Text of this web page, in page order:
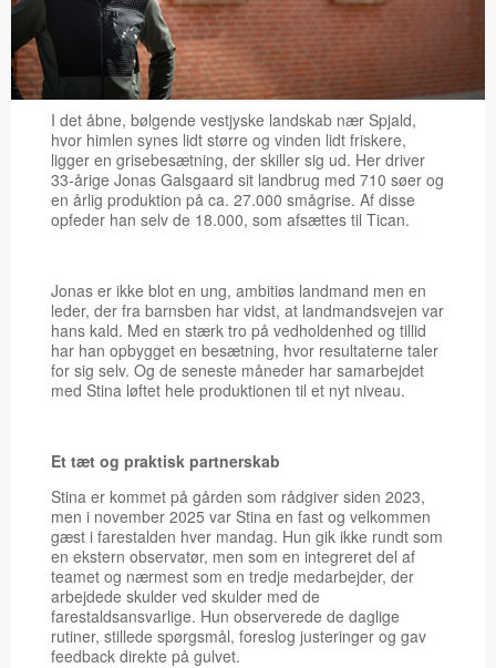
I det åbne, bølgende vestjyske landskab nær Spjald,
hvor himlen synes lidt større og vinden lidt friskere,
ligger en grisebesætning, der skiller sig ud. Her driver
33-årige Jonas Galsgaard sit landbrug med 710 søer og
en årlig produktion på ca. 27.000 smågrise. Af disse
opfeder han selv de 18.000, som afsættes til Tican.
Jonas er ikke blot en ung, ambitiøs landmand men en
leder, der fra barnsben har vidst, at landmandsvejen var
hans kald. Med en stærk tro på vedholdenhed og tillid
har han opbygget en besætning, hvor resultaterne taler
for sig selv. Og de seneste måneder har samarbejdet
med Stina løftet hele produktionen til et nyt niveau.
Et tæt og praktisk partnerskab
Stina er kommet på gården som rådgiver siden 2023,
men i november 2025 var Stina en fast og velkommen
gæst i farestalden hver mandag. Hun gik ikke rundt som
en ekstern observatør, men som en integreret del af
teamet og nærmest som en tredje medarbejder, der
arbejdede skulder ved skulder med de
farestaldsansvarlige. Hun observerede de daglige
rutiner, stillede spørgsmål, foreslog justeringer og gav
feedback direkte på gulvet.